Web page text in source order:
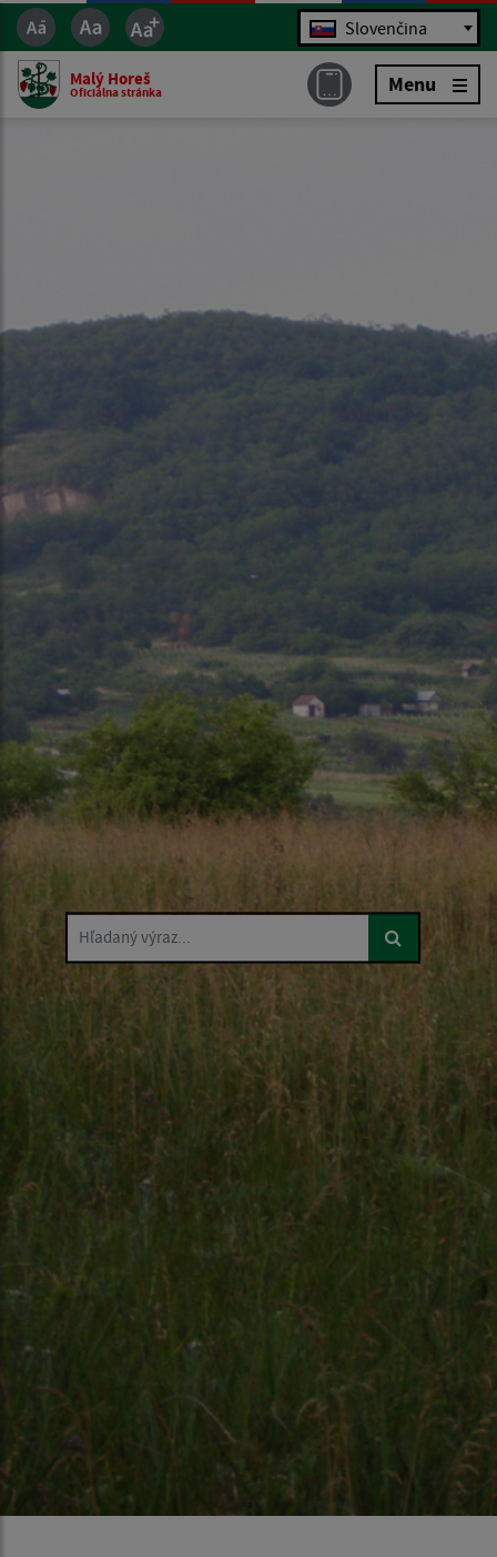
Jazyk Slovenčina
Malý Horeš
Oficiálna stránka Menu
Hľadaný výraz...